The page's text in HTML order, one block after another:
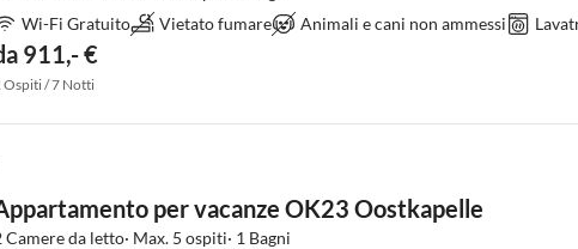
Wi-Fi Gratuito
Vietato fumare Animali e cani non ammessi
911,- €
Ospiti / 7 Notti
per vacanze OK23 Oostkapelle
Camere da letto· Max. 5 ospiti· 1 Bagni